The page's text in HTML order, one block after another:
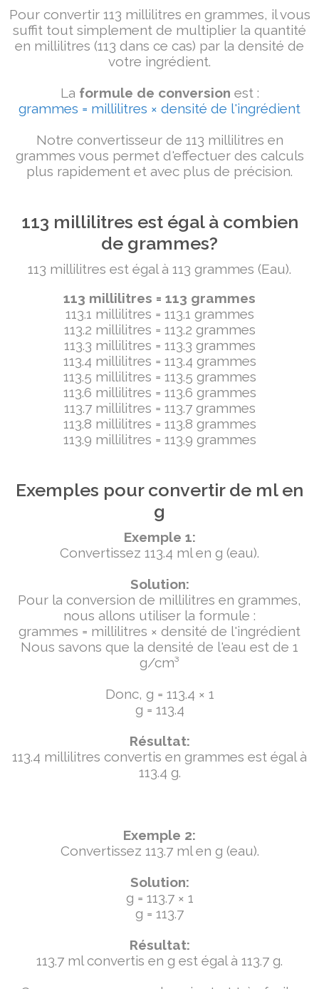
Pour convertir 113 millilitres en grammes, il vous
suffit tout simplement de multiplier la quantité
en millilitres (113 dans ce cas) par la densité de
votre ingrédient.
La formule de conversion est :
grammes = millilitres × densité de l'ingrédient
Notre convertisseur de 113 millilitres en
grammes vous permet d'effectuer des calculs
plus rapidement et avec plus de précision.
113 millilitres est égal à combien
de grammes?
113 millilitres est égal à 113 grammes (Eau).
113 millilitres = 113 grammes
113.1 millilitres = 113.1 grammes
113.2 millilitres = 113.2 grammes
113.3 millilitres = 113.3 grammes
113.4 millilitres = 113.4 grammes
113.5 millilitres = 113.5 grammes
113.6 millilitres = 113.6 grammes
113.7 millilitres = 113.7 grammes
113.8 millilitres = 113.8 grammes
113.9 millilitres = 113.9 grammes
Exemples pour convertir de ml en
g
Exemple 1:
Convertissez 113.4 ml en g (eau).
Solution:
Pour la conversion de millilitres en grammes,
nous allons utiliser la formule :
grammes = millilitres × densité de l'ingrédient
Nous savons que la densité de l'eau est de 1
g/cm³
Donc, g = 113.4 × 1
g = 113.4
Résultat:
113.4 millilitres convertis en grammes est égal à
113.4 g.
Exemple 2:
Convertissez 113.7 ml en g (eau).
Solution:
g = 113.7 × 1
g = 113.7
Résultat:
113.7 ml convertis en g est égal à 113.7 g.